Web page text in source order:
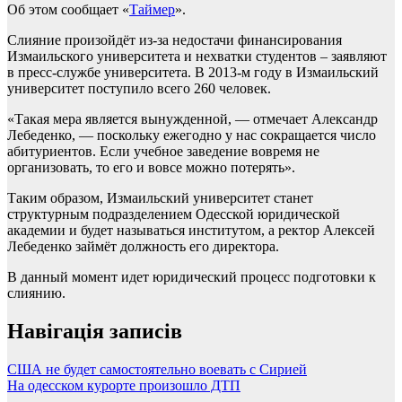
Об этом сообщает «Таймер».
Слияние произойдёт из-за недостачи финансирования
Измаильского университета и нехватки студентов – заявляют
в пресс-службе университета. В 2013-м году в Измаильский
университет поступило всего 260 человек.
«Такая мера является вынужденной, — отмечает Александр
Лебеденко, — поскольку ежегодно у нас сокращается число
абитуриентов. Если учебное заведение вовремя не
организовать, то его и вовсе можно потерять».
Таким образом, Измаильский университет станет
структурным подразделением Одесской юридической
академии и будет называться институтом, а ректор Алексей
Лебеденко займёт должность его директора.
В данный момент идет юридический процесс подготовки к
слиянию.
Навігація записів
США не будет самостоятельно воевать с Сирией
На одесском курорте произошло ДТП